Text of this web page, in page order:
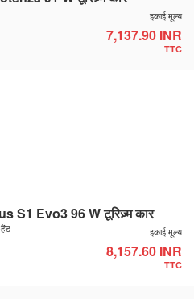
इकाई मूल्य
7,137.90 INR
TTC
S1 Evo3 96 W टूरिज़्म कार
इकाई मूल्य
8,157.60 INR
TTC